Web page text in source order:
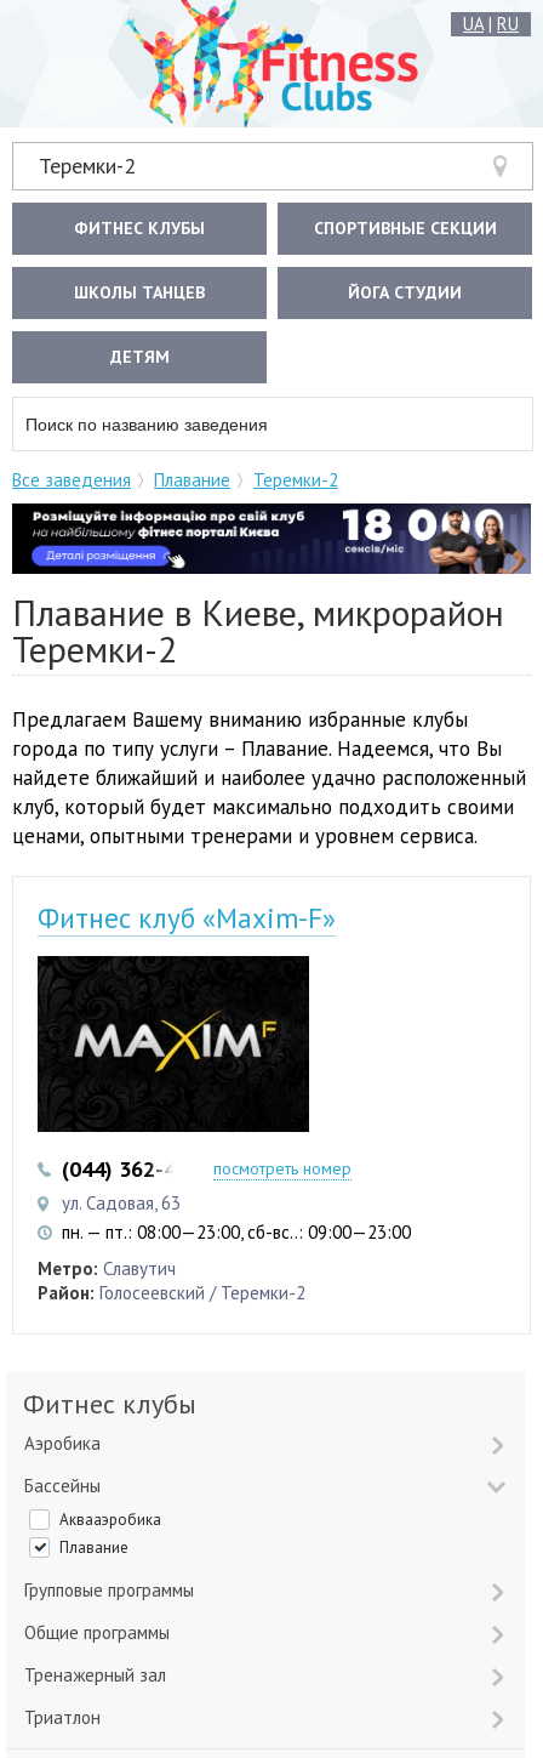
UA| RU
Теремки-2
ФИТНЕС КЛУБЫ СПОРТИВНЫЕ СЕКЦИИ
ШКОЛЫ ТАНЦЕВ ЙОГА СТУДИИ
ДЕТЯМ
Все заведения Плавание Теремки-2
Плавание в Киеве, микрорайон
Теремки-2
Предлагаем Вашему вниманию избранные клубы
города по типу услуги – Плавание. Надеемся, что Вы
найдете ближайший и наиболее удачно расположенный
клуб, который будет максимально подходить своими
ценами, опытными тренерами и уровнем сервиса.
Фитнес клуб «Maxim-F»
(044) 362-42-27 (098) 911-22-11
посмотреть номер
ул. Садовая, 63
пн. — пт.: 08:00—23:00, сб-вс..: 09:00—23:00
Метро: Славутич
Район: Голосеевский / Теремки-2
Фитнес клубы
Аэробика
Бассейны
Аквааэробика
Плавание
Групповые программы
Общие программы
Тренажерный зал
Триатлон